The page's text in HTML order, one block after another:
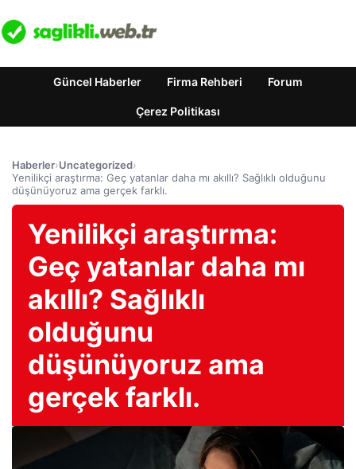
Güncel Haberler Firma Rehberi Forum
Çerez Politikası
Haberler›Uncategorized›
Yenilikçi araştırma: Geç yatanlar daha mı akıllı? Sağlıklı olduğunu
düşünüyoruz ama gerçek farklı.
Yenilikçi araştırma:
Geç yatanlar daha mı
akıllı? Sağlıklı
olduğunu
düşünüyoruz ama
gerçek farklı.